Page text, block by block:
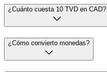
¿Cuánto cuesta 10 TVD en CAD?
¿Cómo convierto monedas?